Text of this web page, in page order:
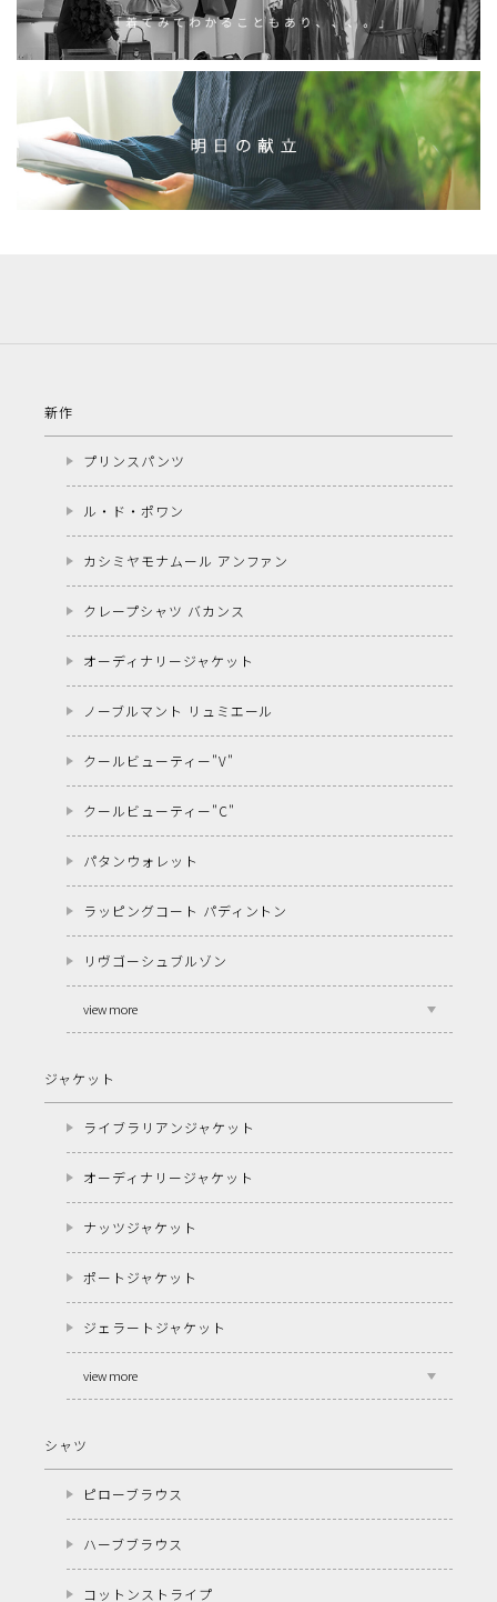
新作
プリンスパンツ
ル・ド・ポワン
カシミヤモナムール アンファン
クレープシャツ バカンス
オーディナリージャケット
ノーブルマント リュミエール
クールビューティー"V"
クールビューティー"C"
パタンウォレット
ラッピングコート パディントン
リヴゴーシュブルゾン
view more
ジャケット
ライブラリアンジャケット
オーディナリージャケット
ナッツジャケット
ポートジャケット
ジェラートジャケット
view more
シャツ
ピローブラウス
ハーブブラウス
コットンストライプ